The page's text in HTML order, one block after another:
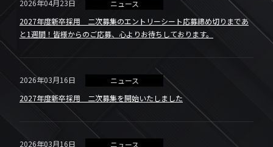
2026年04月23日
ニュース
2027年度新卒採用 二次募集のエントリーシート応募締め切りまであ
と1週間！皆様からのご応募、心よりお待ちしております。
2026年03月16日
ニュース
2027年度新卒採用 二次募集を開始いたしました
2026年03月16日
ニュース